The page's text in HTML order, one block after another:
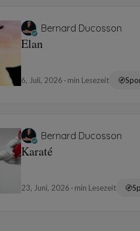
Bernard Ducosson
Elan
6, Juli, 2026 min Lesezeit
Bernard Ducosson
Karaté
23, Juni, 2026 min Lesezeit